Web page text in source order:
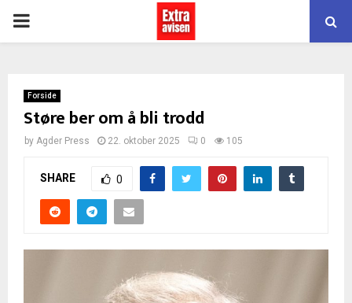
PRIMARY
Forside
Støre ber om å bli trodd
by Agder Press 22. oktober 2025 0 105
SHARE 0